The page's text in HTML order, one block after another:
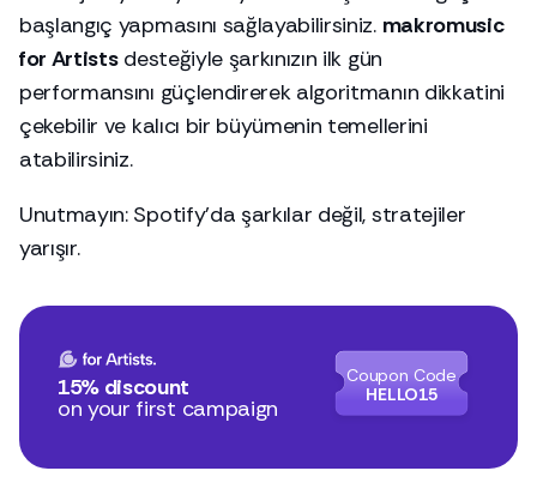
başlangıç yapmasını sağlayabilirsiniz. makromusic
for Artistsdesteğiyle şarkınızın ilk gün
performansını güçlendirerek algoritmanın dikkatini
çekebilir ve kalıcı bir büyümenin temellerini
atabilirsiniz.
Unutmayın: Spotify’da şarkılar değil, stratejiler
yarışır.
15% discount
on your first campaign
Coupon Code
HELLO15